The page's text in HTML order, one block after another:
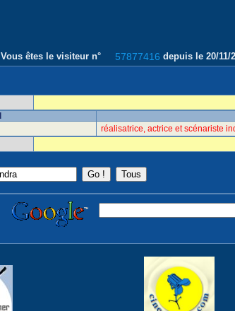
Vous êtes le visiteur n° 57877416 depuis le 20/11/
réalisatrice, actrice et scénariste